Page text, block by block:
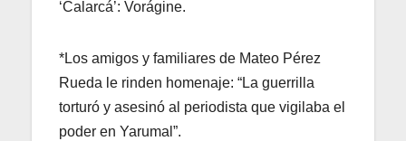
‘Calarcá’: Vorágine.
*Los amigos y familiares de Mateo Pérez
Rueda le rinden homenaje: “La guerrilla
torturó y asesinó al periodista que vigilaba el
poder en Yarumal”.